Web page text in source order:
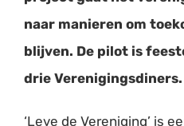
naar manieren om
blijven. De pilot is
drie Verenigingsdiners.
‘Leve de Vereniging’ is